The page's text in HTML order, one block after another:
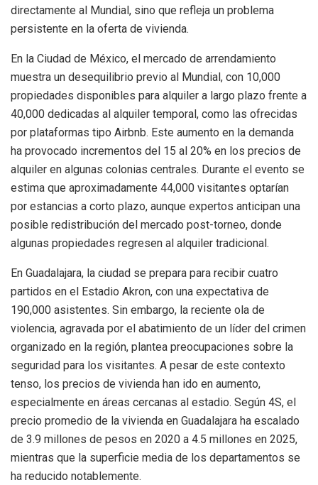
directamente al Mundial, sino que refleja un problema
persistente en la oferta de vivienda.
En la Ciudad de México, el mercado de arrendamiento
muestra un desequilibrio previo al Mundial, con 10,000
propiedades disponibles para alquiler a largo plazo frente a
40,000 dedicadas al alquiler temporal, como las ofrecidas
por plataformas tipo Airbnb. Este aumento en la demanda
ha provocado incrementos del 15 al 20% en los precios de
alquiler en algunas colonias centrales. Durante el evento se
estima que aproximadamente 44,000 visitantes optarían
por estancias a corto plazo, aunque expertos anticipan una
posible redistribución del mercado post-torneo, donde
algunas propiedades regresen al alquiler tradicional.
En Guadalajara, la ciudad se prepara para recibir cuatro
partidos en el Estadio Akron, con una expectativa de
190,000 asistentes. Sin embargo, la reciente ola de
violencia, agravada por el abatimiento de un líder del crimen
organizado en la región, plantea preocupaciones sobre la
seguridad para los visitantes. A pesar de este contexto
tenso, los precios de vivienda han ido en aumento,
especialmente en áreas cercanas al estadio. Según 4S, el
precio promedio de la vivienda en Guadalajara ha escalado
de 3.9 millones de pesos en 2020 a 4.5 millones en 2025,
mientras que la superficie media de los departamentos se
ha reducido notablemente.